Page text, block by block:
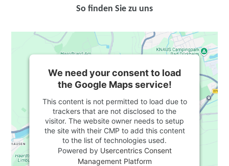
So finden Sie zu uns
We need your consent to load
the Google Maps service!
This content is not permitted to load due to
trackers that are not disclosed to the
visitor. The website owner needs to setup
the site with their CMP to add this content
to the list of technologies used.
Powered by Usercentrics Consent
Management Platform